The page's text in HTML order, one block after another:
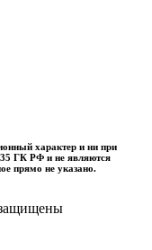
характер и ни при
ГК РФ и не являются
прямо не указано.